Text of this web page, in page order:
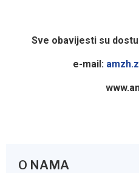
Sve obavijesti su
e-mail:
O NAMA